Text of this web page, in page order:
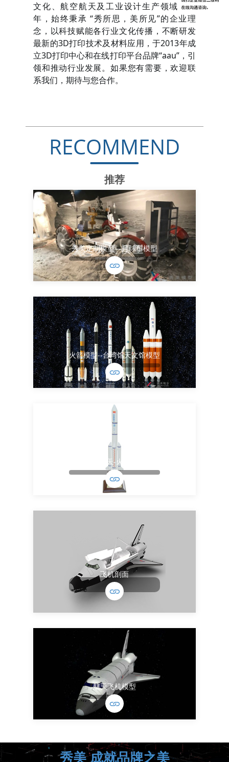
文化、航空航天及工业设计生产领域十余
年，始终秉承 “秀所思，美所见”的企业理
念，以科技赋能各行业文化传播，不断研发
最新的3D打印技术及材料应用，于2013年成
立3D打印中心和在线打印平台品牌“aau”，引
领和推动行业发展。如果您有需要，欢迎联
系我们，期待与您合作。
RECOMMEND
推荐
秀美定制模型—月球车模型
火箭模型--台湾馆天文馆模型
中国航天-火箭模型
飞机剖面
航天飞机模型
秀美 成就品牌之美